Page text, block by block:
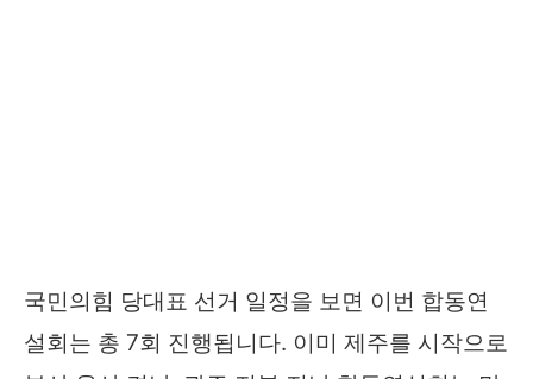
국민의힘 당대표 선거 일정을 보면 이번 합동연
설회는 총 7회 진행됩니다. 이미 제주를 시작으로